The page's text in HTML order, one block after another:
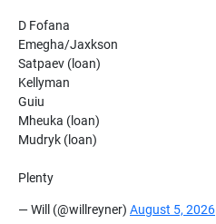
D Fofana
Emegha/Jaxkson
Satpaev (loan)
Kellyman
Guiu
Mheuka (loan)
Mudryk (loan)
Plenty
— Will (@willreyner) August 5, 2026